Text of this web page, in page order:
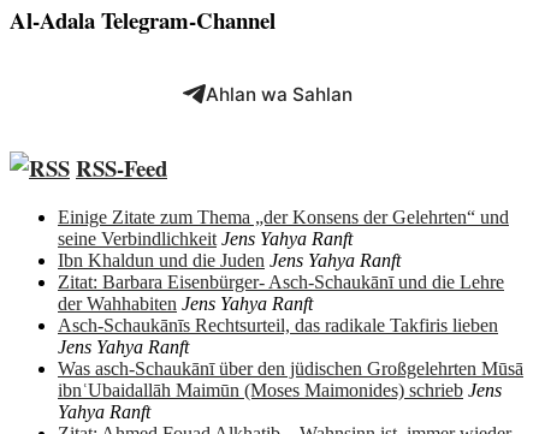
Al-Adala Telegram-Channel
Ahlan wa Sahlan
RSS-Feed
Einige Zitate zum Thema „der Konsens der Gelehrten“ und
seine Verbindlichkeit Jens Yahya Ranft
Ibn Khaldun und die Juden Jens Yahya Ranft
Zitat: Barbara Eisenbürger- Asch-Schaukānī und die Lehre
der Wahhabiten Jens Yahya Ranft
Asch-Schaukānīs Rechtsurteil, das radikale Takfiris lieben
Jens Yahya Ranft
Was asch-Schaukānī über den jüdischen Großgelehrten Mūsā
ibnʿUbaidallāh Maimūn (Moses Maimonides) schrieb Jens
Yahya Ranft